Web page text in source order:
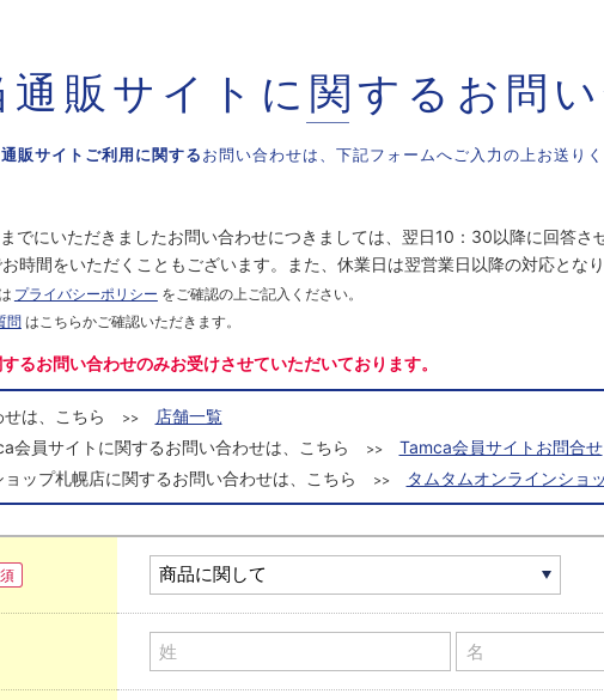
通販サイトに関する お問
販サイトご利用に関するお問い合わせは、 下記フォームへご入力の上お送り
でにいただきましたお問い合わせにつきましては、翌日10：30以降に回答さ
時間をいただくこともございます。また、休業日は翌営業日以降の対応とな
プライバシーポリシー をご確認の上ご記入ください。
問 はこちらかご確認いただきます。
るお問い合わせのみお受けさせていただいております。
せは、こちら >>
店舗一覧
会員サイトに関するお問い合わせは、こちら
>>
Tamca会員サイトお問合せ
ョップ札幌店に関するお問い合わせは、こちら
>> タムタムオンラインショ